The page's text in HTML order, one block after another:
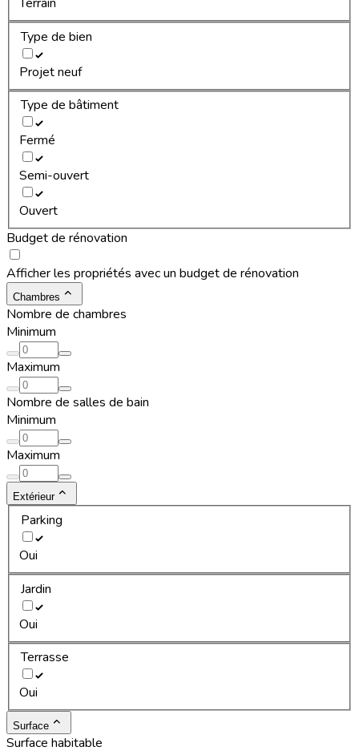
Type de bien
Projet neuf
Type de bâtiment
Fermé
Semi-ouvert
Ouvert
Budget de rénovation
Afficher les propriétés avec un budget de rénovation
Chambres
Nombre de chambres
Minimum
Maximum
Nombre de salles de bain
Minimum
Maximum
Extérieur
Parking
Oui
Jardin
Oui
Terrasse
Oui
Surface
Surface habitable